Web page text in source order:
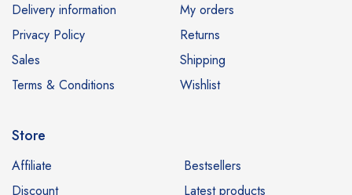
Delivery information
Privacy Policy
Sales
Terms & Conditions
My orders
Returns
Shipping
Wishlist
Store
Affiliate
Bestsellers
Discount
Latest products